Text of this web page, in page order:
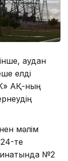
аудан
елді
АҚ-ның
мәлім
те
№2